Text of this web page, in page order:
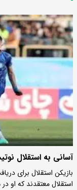
آسانی به استقلال
بازیکن استقلال برای
استقلال معتقدند که او